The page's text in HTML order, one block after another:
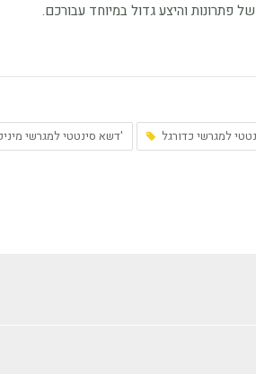
פתרונות והיצע גדול במיוחד עבורכם.
למגרשי כדורגל דשא סינטטי למגרשי מיניפיץ'